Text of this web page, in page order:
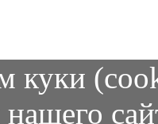
куки
нашего